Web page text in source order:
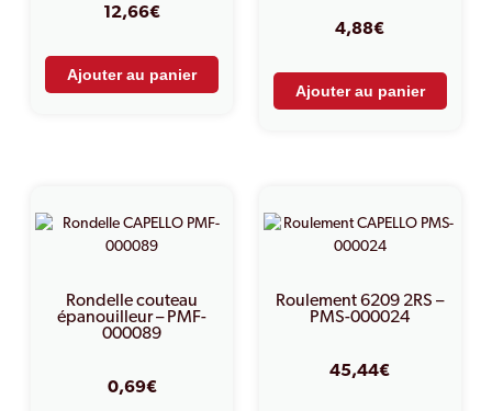
12,66€
Ajouter au panier
4,88€
Ajouter au panier
Rondelle couteau
épanouilleur – PMF-
000089
0,69€
Roulement 6209 2RS –
PMS-000024
45,44€